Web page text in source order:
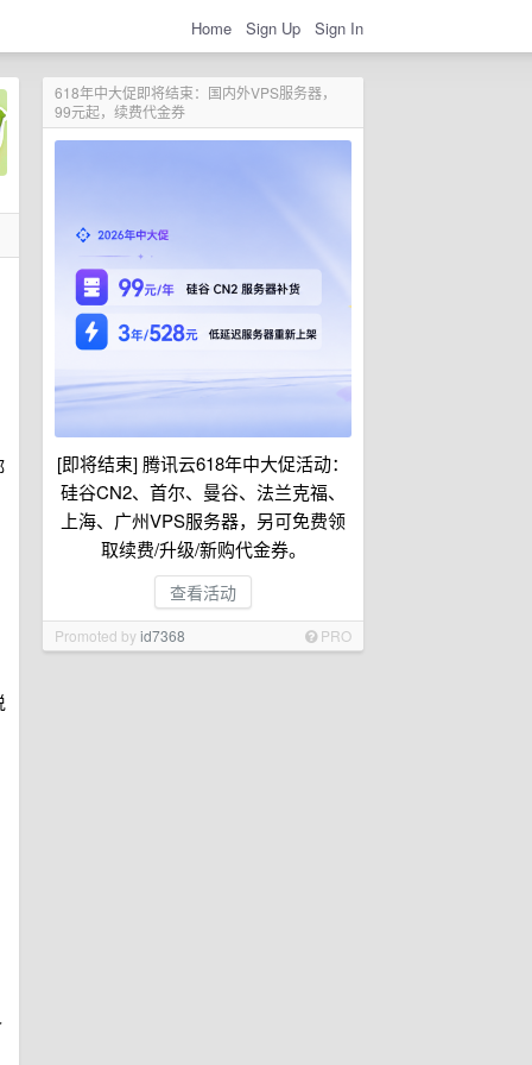
Home Sign Up Sign In
618年中大促即将结束：国内外VPS服务器，
99元起，续费代金券
[即将结束] 腾讯云618年中大促活动：
硅谷CN2、首尔、曼谷、法兰克福、
上海、广州VPS服务器，另可免费领
取续费/升级/新购代金券。
查看活动
Promoted byid7368 PRO